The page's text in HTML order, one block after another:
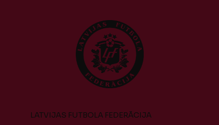
LATVIJAS FUTBOLA FEDERĀCIJA